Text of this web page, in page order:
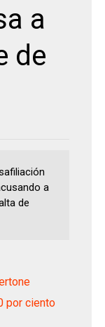
a
de
a
de
por ciento